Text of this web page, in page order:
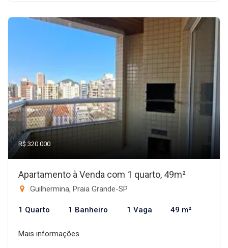
R$ 320.000
Apartamento à Venda com 1 quarto, 49m²
Guilhermina, Praia Grande-SP
1 Quarto 1 Banheiro 1 Vaga 49 m²
Mais informações